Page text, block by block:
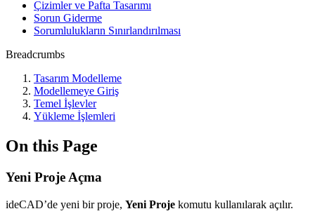
Çizimler ve Pafta Tasarımı
Sorun Giderme
Sorumlulukların Sınırlandırılması
Breadcrumbs
Tasarım Modelleme
Modellemeye Giriş
Temel İşlevler
Yükleme İşlemleri
On this Page
Yeni Proje Açma
ideCAD’de yeni bir proje, Yeni Proje komutu kullanılarak açılır.